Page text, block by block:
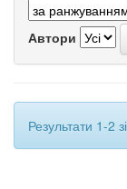
Автори
Результати 1-2